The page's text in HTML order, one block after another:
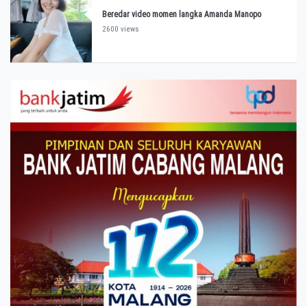
Beredar video momen langka Amanda Manopo
2600 views